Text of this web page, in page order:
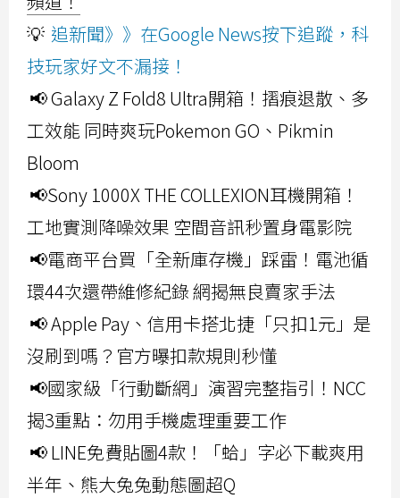
💡 追新聞》》在Google News按下追蹤，科
技玩家好文不漏接！
📢 Galaxy Z Fold8 Ultra開箱！摺痕退散、多
工效能 同時爽玩Pokemon GO、Pikmin
Bloom
📢Sony 1000X THE COLLEXION耳機開箱！
工地實測降噪效果 空間音訊秒置身電影院
📢電商平台買「全新庫存機」踩雷！電池循
環44次還帶維修紀錄 網揭無良賣家手法
📢 Apple Pay、信用卡搭北捷「只扣1元」是
沒刷到嗎？官方曝扣款規則秒懂
📢國家級「行動斷網」演習完整指引！NCC
揭3重點：勿用手機處理重要工作
📢 LINE免費貼圖4款！「蛤」字必下載爽用
半年、熊大兔兔動態圖超Q